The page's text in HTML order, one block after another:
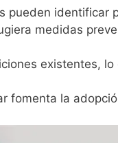
pueden identificar
medidas
existentes,
fomenta la